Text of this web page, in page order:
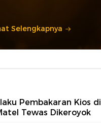
Selengkapnya
Pembakaran Kios di
Tewas Dikeroyok